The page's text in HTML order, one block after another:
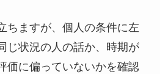
ちますが、個人の条件に左
じ状況の人の話か、時期が
価に偏っていないかを確認